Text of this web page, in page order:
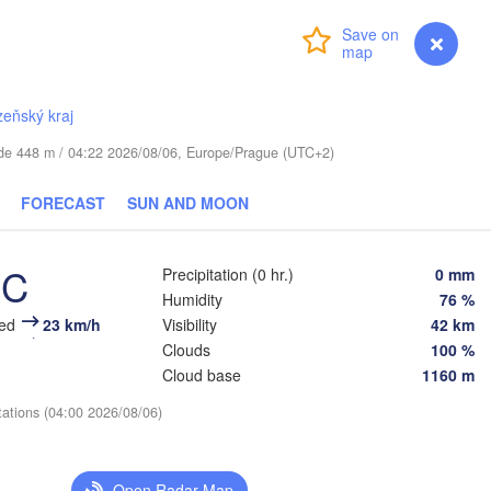
myVentusky Forecast
kraj
448 m / 04:22 2026/08/06, Europe/Prague (UTC+2)
FORECAST SUN AND MOON
23 km/h
Precipitation (0 hr.)
0 mm
Humidity
76 %
Visibility
42 km
Clouds
100 %
Cloud base
1160 m
(04:00 2026/08/06)
Мінск
Vilnius
(Zhytomyr)
(Pinsk)
(Salihorsk)
Віцебск
Магілёў